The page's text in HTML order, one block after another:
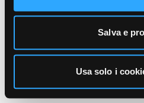
Salva e
Usa solo i